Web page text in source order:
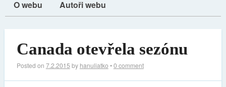
O webu
Autoři webu
Canada otevřela sezónu
Posted on 7.2.2015 by hanuliatko •0 comment